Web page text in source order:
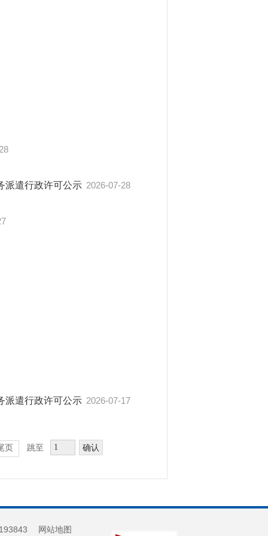
派遣行政许可公示 2026-07-28
派遣行政许可公示 2026-07-17
页 跳至 确认
网站地图